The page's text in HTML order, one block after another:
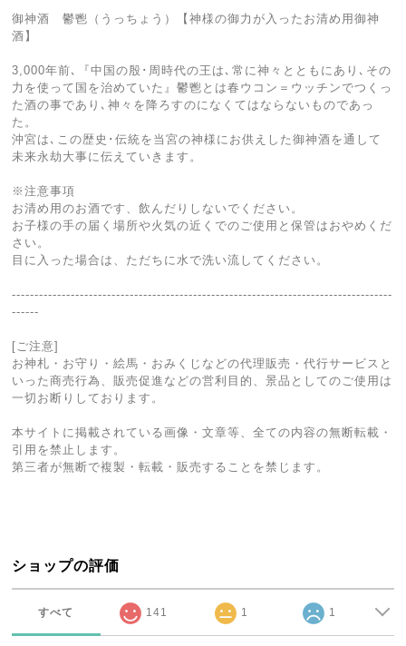
御神酒 鬱鬯（うっちょう）【神様の御力が入ったお清め用御神
酒】
3,000年前､『中国の殷･周時代の王は､常に神々とともにあり､その
力を使って国を治めていた』鬱鬯とは春ウコン＝ウッチンでつくっ
た酒の事であり､神々を降ろすのになくてはならないものであっ
た。
沖宮は､この歴史･伝統を当宮の神様にお供えした御神酒を通して
未来永劫大事に伝えていきます。
※注意事項
お清め用のお酒です、飲んだりしないでください。
お子様の手の届く場所や火気の近くでのご使用と保管はおやめくだ
さい。
目に入った場合は、ただちに水で洗い流してください。
------------------------------------------------------------------------------------
------
[ご注意]
お神札・お守り・絵馬・おみくじなどの代理販売・代行サービスと
いった商売行為、販売促進などの営利目的、景品としてのご使用は
一切お断りしております。
本サイトに掲載されている画像・文章等、全ての内容の無断転載・
引用を禁止します。
第三者が無断で複製・転載・販売することを禁じます。
ショップの評価
すべて 141 1 1